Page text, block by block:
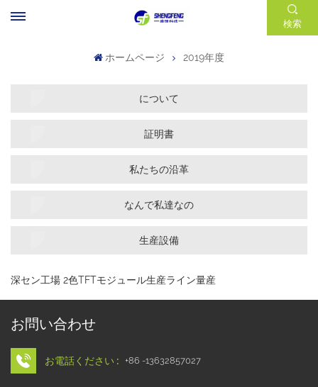
検索
ホームページ 2019年度
について
証明書
私たちの沿革
なんで私達なの
生産設備
深セン工場 2色TFTモジュール生産ライン量産
お問い合わせ
お電話ください : +86 -13632857027